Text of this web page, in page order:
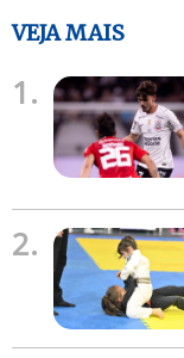
VEJA MAIS
1.
2.